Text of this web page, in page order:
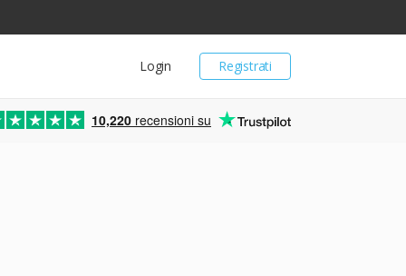
Registrati
Login
10,220 recensioni su